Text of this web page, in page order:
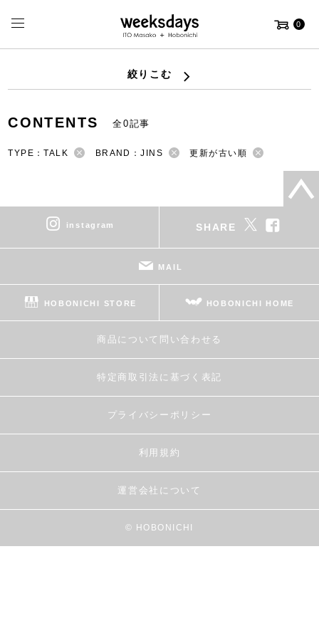
0
絞りこむ
CONTENTS 全0記事
TYPE：TALK BRAND：JINS 更新が古い順
instagram SHARE
MAIL
HOBONICHI STORE HOBONICHI HOME
商品について問い合わせる
特定商取引法に基づく表記
プライバシーポリシー
利用規約
運営会社について
© HOBONICHI